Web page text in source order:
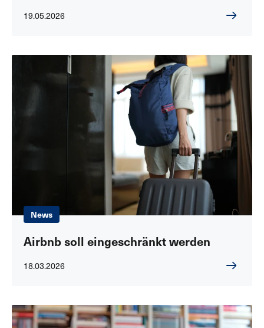
19.05.2026
News
Airbnb soll eingeschränkt werden
18.03.2026